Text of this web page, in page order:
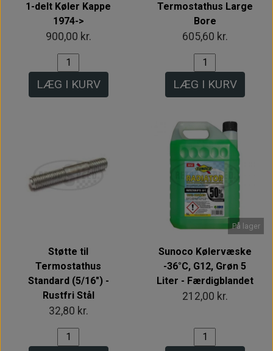
1-delt Køler Kappe
1974->
900,00 kr.
LÆG I KURV
Termostathus Large
Bore
605,60 kr.
LÆG I KURV
Støtte til
Termostathus
Standard (5/16") -
Rustfri Stål
32,80 kr.
På lager
Sunoco Kølervæske
-36°C, G12, Grøn 5
Liter - Færdigblandet
212,00 kr.